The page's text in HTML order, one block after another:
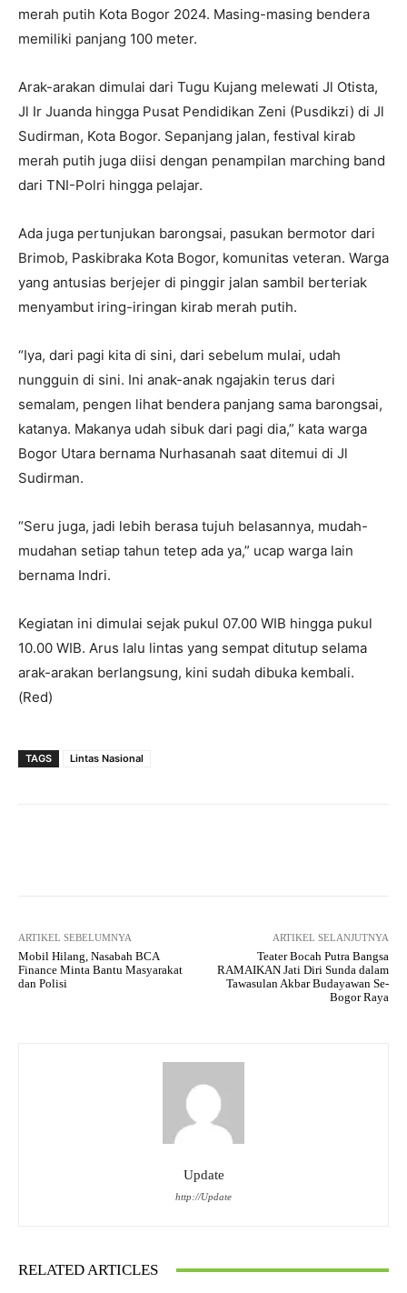
merah putih Kota Bogor 2024. Masing-masing bendera
memiliki panjang 100 meter.
Arak-arakan dimulai dari Tugu Kujang melewati Jl Otista,
Jl Ir Juanda hingga Pusat Pendidikan Zeni (Pusdikzi) di Jl
Sudirman, Kota Bogor. Sepanjang jalan, festival kirab
merah putih juga diisi dengan penampilan marching band
dari TNI-Polri hingga pelajar.
Ada juga pertunjukan barongsai, pasukan bermotor dari
Brimob, Paskibraka Kota Bogor, komunitas veteran. Warga
yang antusias berjejer di pinggir jalan sambil berteriak
menyambut iring-iringan kirab merah putih.
“Iya, dari pagi kita di sini, dari sebelum mulai, udah
nungguin di sini. Ini anak-anak ngajakin terus dari
semalam, pengen lihat bendera panjang sama barongsai,
katanya. Makanya udah sibuk dari pagi dia,” kata warga
Bogor Utara bernama Nurhasanah saat ditemui di Jl
Sudirman.
“Seru juga, jadi lebih berasa tujuh belasannya, mudah-
mudahan setiap tahun tetep ada ya,” ucap warga lain
bernama Indri.
Kegiatan ini dimulai sejak pukul 07.00 WIB hingga pukul
10.00 WIB. Arus lalu lintas yang sempat ditutup selama
arak-arakan berlangsung, kini sudah dibuka kembali.
(Red)
TAGS Lintas Nasional
ARTIKEL SEBELUMNYA
Mobil Hilang, Nasabah BCA
Finance Minta Bantu Masyarakat
dan Polisi
ARTIKEL SELANJUTNYA
Teater Bocah Putra Bangsa
RAMAIKAN Jati Diri Sunda dalam
Tawasulan Akbar Budayawan Se-
Bogor Raya
Update
http://Update
RELATED ARTICLES